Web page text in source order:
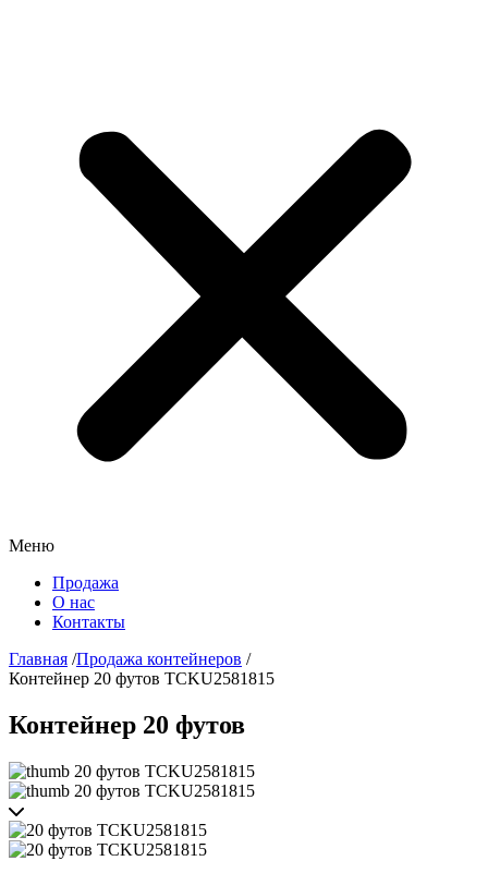
Меню
Продажа
О нас
Контакты
Главная /Продажа контейнеров /
Контейнер 20 футов TCKU2581815
Контейнер 20 футов